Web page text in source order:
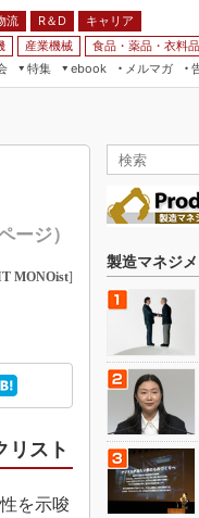
流 R＆D
キャリア
産業機械 食品・薬品・衣料品
特集
ebook
メルマガ
ージ）
MONOist]
リスト
を示唆
製造マネジ